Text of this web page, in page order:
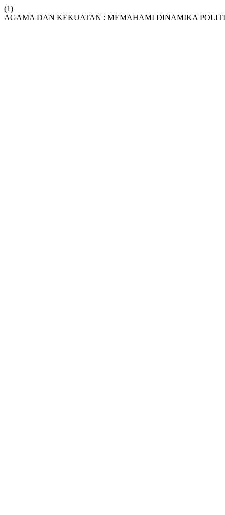
(1)
AGAMA DAN KEKUATAN : MEMAHAMI DINAMIKA